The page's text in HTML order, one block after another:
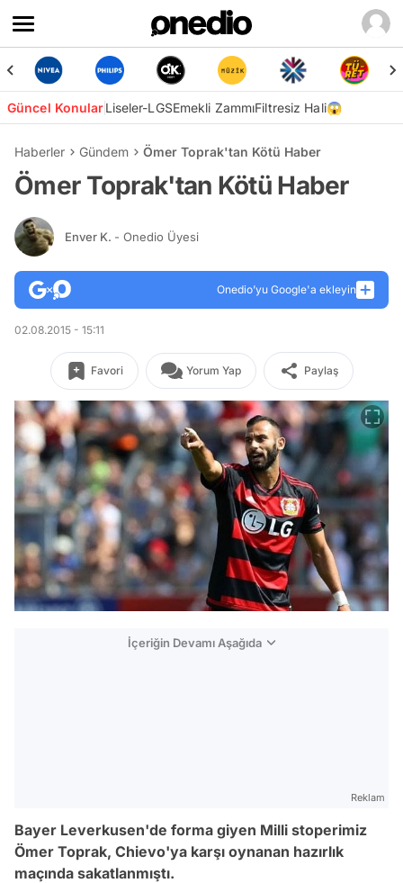
Güncel KonularLiseler-LGSEmekli ZammıFiltresiz Hali😱
Haberler Gündem Ömer Toprak'tan Kötü Haber
Ömer Toprak'tan Kötü Haber
Enver K. - Onedio Üyesi
Onedio’yu Google'a ekleyin
02.08.2015 - 15:11
Favori Yorum Yap Paylaş
İçeriğin Devamı Aşağıda
Reklam
Bayer Leverkusen'de forma giyen Milli stoperimiz
Ömer Toprak, Chievo'ya karşı oynanan hazırlık
maçında sakatlanmıştı.